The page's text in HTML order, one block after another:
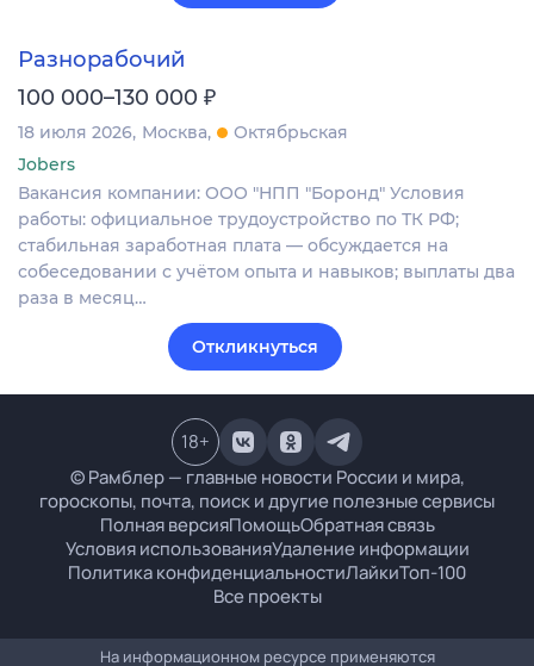
Разнорабочий
100 000–130 000 ₽
18 июля 2026 Москва
Октябрьская
Jobers
Вакансия компании: ООО "НПП "Боронд" Условия
работы: официальное трудоустройство по ТК РФ;
стабильная заработная плата — обсуждается на
собеседовании с учётом опыта и навыков; выплаты два
раза в месяц…
Откликнуться
© Рамблер — главные новости России и мира,
гороскопы, почта, поиск и другие полезные сервисы
Полная версияПомощьОбратная связь
Условия использованияУдаление информации
Политика конфиденциальностиЛайкиТоп-100
Все проекты
18+
На информационном ресурсе применяются